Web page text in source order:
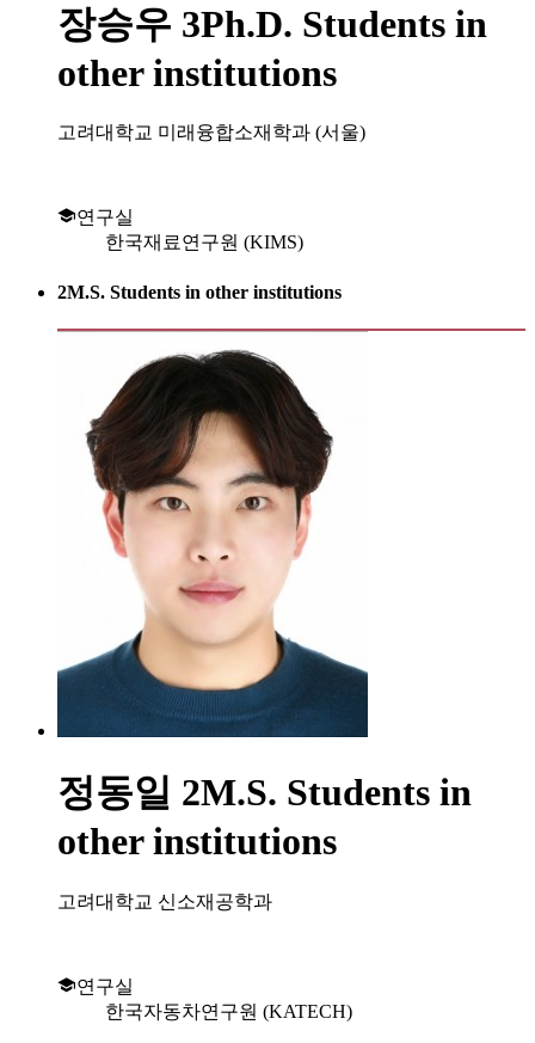
장승우 3Ph.D. Students in
other institutions
고려대학교 미래융합소재학과 (서울)
연구실
한국재료연구원 (KIMS)
2M.S. Students in other institutions
정동일 2M.S. Students in
other institutions
고려대학교 신소재공학과
연구실
한국자동차연구원 (KATECH)